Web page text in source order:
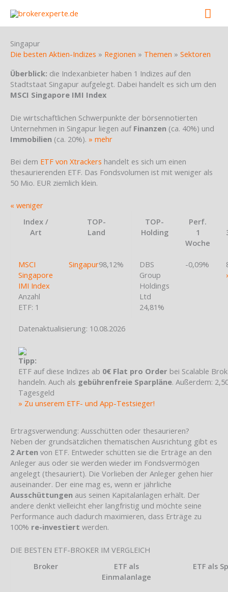
content
Singapur
Die besten Aktien-Indizes » Regionen » Themen » Sektoren
Überblick: die Indexanbieter haben 1 Indizes auf den
Stadtstaat Singapur aufgelegt. Dabei handelt es sich um den
MSCI Singapore IMI Index
Die wirtschaftlichen Schwerpunkte der börsennotierten
Unternehmen in Singapur liegen auf Finanzen (ca. 40%) und
Immobilien (ca. 20%). » mehr
Bei dem ETF von Xtrackers handelt es sich um einen
thesaurierenden ETF. Das Fondsvolumen ist mit weniger als
50 Mio. EUR ziemlich klein.
« weniger
Index /
Art
TOP-
Land
TOP-
Holding
Perf.
1
Woche
MSCI
Singapore
IMI Index
Anzahl
ETF: 1
Singapur98,12%
DBS
Group
Holdings
Ltd
24,81%
-0,09%
Datenaktualisierung: 10.08.2026
Tipp:
ETF auf diese Indizes ab 0€ Flat pro Order bei Scalable
handeln. Auch als gebührenfreie Sparpläne. Außerdem:
Tagesgeld
» Zu unserem ETF- und App-Testsieger!
Ertragsverwendung: Ausschütten oder thesaurieren?
Neben der grundsätzlichen thematischen Ausrichtung gibt es
2 Arten von ETF. Entweder schütten sie die Erträge an den
Anleger aus oder sie werden wieder im Fondsvermögen
angelegt (thesauriert). Die Vorlieben der Anleger gehen hier
auseinander. Der eine mag es, wenn er jährliche
Ausschüttungen aus seinen Kapitalanlagen erhält. Der
andere denkt vielleicht eher langfristig und möchte seine
Performance auch dadurch maximieren, dass Erträge zu
100% re-investiert werden.
DIE BESTEN ETF-BROKER IM VERGLEICH
Broker
ETF als
Einmalanlage
ETF als